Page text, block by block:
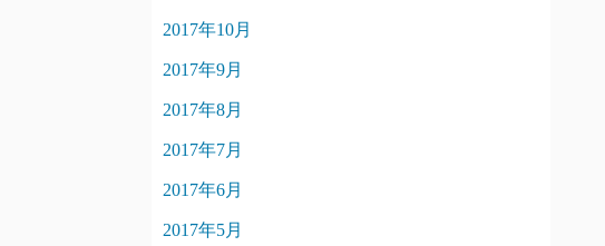
2017年10月
2017年9月
2017年8月
2017年7月
2017年6月
2017年5月